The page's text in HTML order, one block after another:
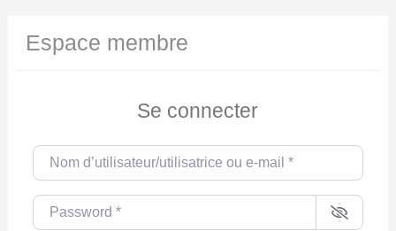
Espace membre
Se connecter
Nom d’utilisateur/utilisatrice ou e-mail
Password